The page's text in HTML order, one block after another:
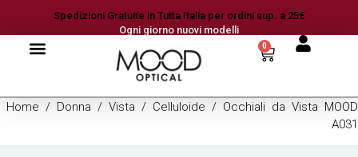
Spedizioni Gratuite in Tutta Italia per ordini sup. a 25€
Ogni giorno nuovi modelli
0
Home / Donna / Vista / Celluloide / Occhiali da Vista MOOD
A031